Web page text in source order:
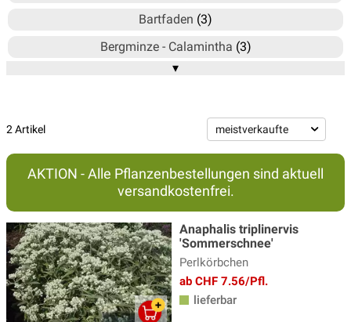
Bartfaden (3)
Bergminze - Calamintha (3)
Blausternbusch - Amsonia
Braunelle(4)
Delosperma - Mittagsblume(6)
Duftnessel(4)
Echinacea - Sonnenhut(20)
Ehrenpreis Pflanzen(17)
Eisenhut (3)
▾
2 Artikel
AKTION - Alle Pflanzenbestellungen sind aktuell
versandkostenfrei.
Anaphalis triplinervis
'Sommerschnee'
Perlkörbchen
ab CHF 7.56/Pfl.
lieferbar